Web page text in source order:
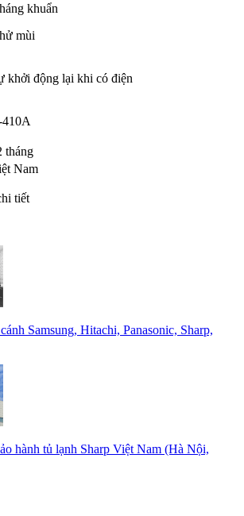
khuẩn
mùi
khởi động lại khi có điện
tháng
Nam
tiết
Samsung, Hitachi, Panasonic, Sharp,
hành tủ lạnh Sharp Việt Nam (Hà Nội,